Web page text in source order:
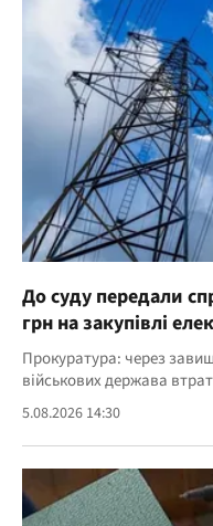
До суду передали
грн на закупівлі
Прокуратура: через
військових держава
5.08.2026 14:30